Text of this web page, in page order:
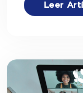
Leer